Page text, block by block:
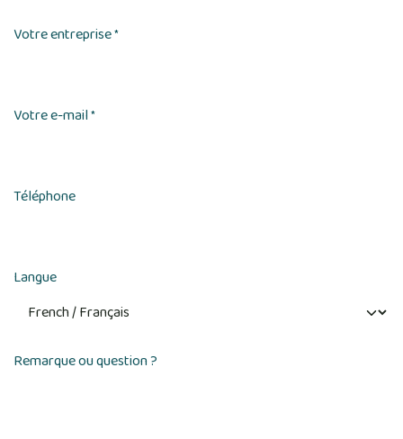
Votre entreprise*
Votre e-mail*
Téléphone
Langue
Remarque ou question ?